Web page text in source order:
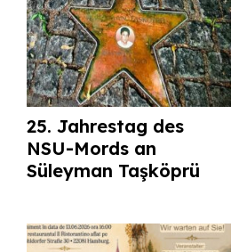
25. Jahrestag des
NSU-Mords an
Süleyman Taşköprü